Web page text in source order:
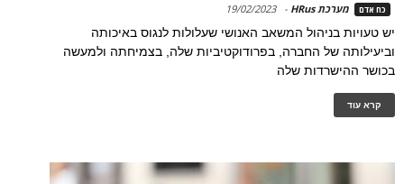
כח אדם מערכת HRus -
19/02/2023
יש טעויות בניהול המשאב האנושי שעלולות לנגוס באיכותה
וביעילותה של החברה, בפרודוקטיביות שלה, בצמיחתה ולמעשה
בכושר ההישרדות שלה
קרא עוד